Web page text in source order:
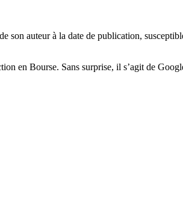
son auteur à la date de publication,
en Bourse. Sans surprise, il s’agit de